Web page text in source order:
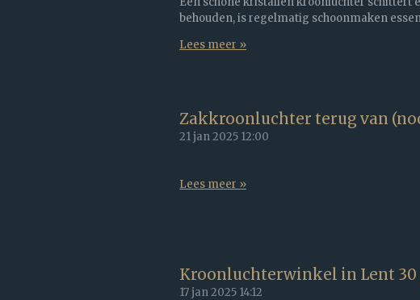
behouden, is regelmatig schoonmaken
Lees meer »
Zakkroonluchter terug van
21 jan 2025 12:00
Lees meer »
Kroonluchterwinkel in Lent 30
17 jan 2025 14:12